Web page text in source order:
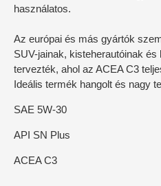
használatos.
Az európai és más gyártók
SUV-jainak, kisteherautóinak
tervezték, ahol az ACEA C3
Ideális termék hangolt és nagy
SAE 5W-30
API SN Plus
ACEA C3